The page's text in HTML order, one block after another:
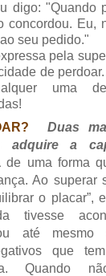
digo: "Quando
concordou. Eu,
seu pedido."
pela
de
uma
Duas
adquire a
de uma forma
Ao superar
o placar”,
tivesse
até mesmo
que
Quando